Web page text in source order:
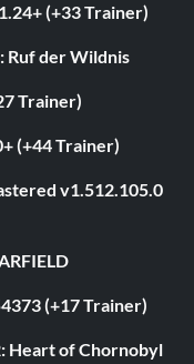
(+33 Trainer)
Ruf der Wildnis
Trainer)
(+44 Trainer)
v1.512.105.0
(+17 Trainer)
Heart of Chornobyl